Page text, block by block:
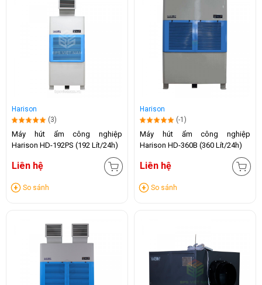
Harison
(3)
Máy hút ẩm công nghiệp
Harison HD-192PS (192 Lít/24h)
Liên hệ
So sánh
Harison
(-1)
Máy hút ẩm công nghiệp
Harison HD-360B (360 Lít/24h)
Liên hệ
So sánh